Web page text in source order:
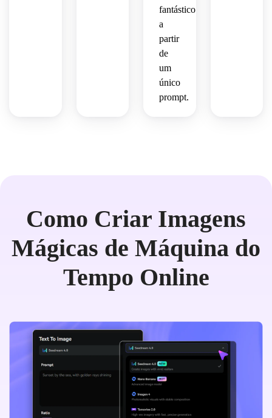
resolução.
fantástico
a
partir
de
um
único
prompt.
Como Criar Imagens
Mágicas de Máquina do
Tempo Online